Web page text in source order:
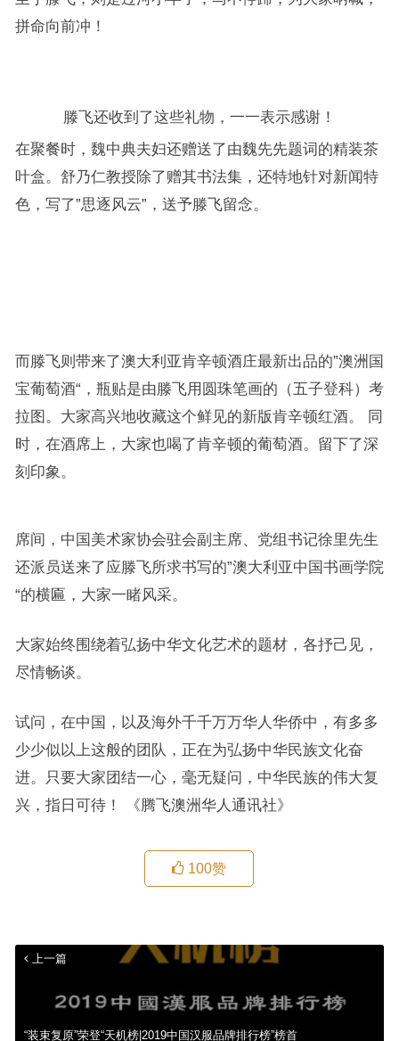
拼命向前冲！
滕飞还收到了这些礼物，一一表示感谢！
在聚餐时，魏中典夫妇还赠送了由魏先先题词的精装茶
叶盒。舒乃仁教授除了赠其书法集，还特地针对新闻特
色，写了”思逐风云”，送予滕飞留念。
而滕飞则带来了澳大利亚肯辛顿酒庄最新出品的”澳洲国
宝葡萄酒“，瓶贴是由滕飞用圆珠笔画的（五子登科）考
拉图。大家高兴地收藏这个鲜见的新版肯辛顿红酒。 同
时，在酒席上，大家也喝了肯辛顿的葡萄酒。留下了深
刻印象。
席间，中国美术家协会驻会副主席、党组书记徐里先生
还派员送来了应滕飞所求书写的”澳大利亚中国书画学院
“的横匾，大家一睹风采。
大家始终围绕着弘扬中华文化艺术的题材，各抒己见，
尽情畅谈。
试问，在中国，以及海外千千万万华人华侨中，有多多
少少似以上这般的团队，正在为弘扬中华民族文化奋
进。只要大家团结一心，毫无疑问，中华民族的伟大复
兴，指日可待！ 《腾飞澳洲华人通讯社》
100赞
上一篇
“装束复原”荣登“天机榜|2019中国汉服品牌排行榜”榜首